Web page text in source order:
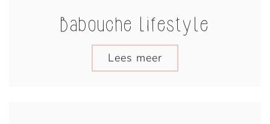
Babouche Lifestyle
Lees meer